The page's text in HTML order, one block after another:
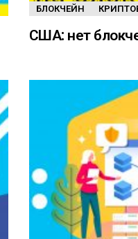
БЛОКЧЕЙН
США: нет